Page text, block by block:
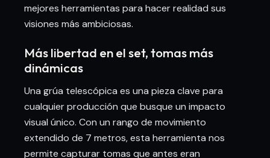
mejores herramientas para hacer realidad sus
visiones más ambiciosas.
Más libertad en el set, tomas más
dinámicas
Una grúa telescópica es una pieza clave para
cualquier producción que busque un impacto
visual único. Con un rango de movimiento
extendido de 7 metros, esta herramienta nos
permite capturar tomas que antes eran